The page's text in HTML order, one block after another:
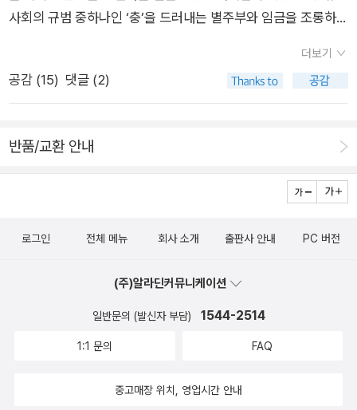
것을 알려주기까지야… 아무튼 책의 방향은 아빠가 생각했던내용
이런 것이다, 라고 너희들에게 이야기할 만한 것이 별로 없구나.
1. Part1에서는 판소리 다섯 마당에 대해 이야기를해주었단다.
앞서 이야기했듯이 각 판소리의 줄거리를 이야기해주었고, 간간
야기해줄게.<심청가>는 네 시간짜리 판소리로, 슬픈대목이 많
아 계면조의 소리가 많다고 하는구나. <흥보가>는당시 고통 속
에 사는 사회적 약자에 대한 동정을 노래하여 정의나 부조리를 청
성이 뛰어난 작품으로 사회적 계급, 권력 문제, 불평등 등 부조리
니었을까 싶구나. <수궁가>는 판소리마당의 기준에서 보았을
때 작품이 까다롭고 통성과 우조를 사용하고 다양한 기교가 들어
가 있다고 했어. <적벽가>는 19세기에 양반들에게 인기가 많았
구나...Part2에서는 잃어버린 조선의 아리아들을 소개해 주었어.
사회의 규범 중하나인 ‘충’을 드러내는 별주부와 임금을 조롱하는
것입니다. 별주부가임금의 무능을 탓하기보다는 자신의 노력이
부족함을 스스로 한탄하는 모습에서 특히 그렇습니다. 어쩌면우
리는 별주부가 답답하거나 미련하게 느껴질지도 모릅니다. 지금
인물에 더 쉽게 마음이 끌리기 때문이지요.(180)<도솔가>에서
월명사가 부르는 노래는 신과 인간을 잇는 다리 역할을 한다고 볼
수 있습니다. 이 구원의 노래는 인간의고통과 해탈을 이야기하는
이 노래를 통해 인간은 신과 소통하려 하며, 구원의 길을 찾고 있
인생의 고통을극복하고자 불교적 구원을 열망했지요. <도솔가>
의가사는 불교적 해탈의 길을 제시하는 것으로 볼 수 있습니다.
즉 이 노래는 인간의 고통을 해결하려는신성한 존재의 자비와 구
소통을 통해구원의 가능성을 제시하는 이 노래는 당시 신라 사람
더보기
공감 (15) 댓글 (2)
반품/교환 안내
로그인 전체 메뉴 회사 소개 출판사 안내 PC 버전
(주)알라딘커뮤니케이션
일반문의 (발신자 부담) 1544-2514
1:1 문의 FAQ
중고매장 위치, 영업시간 안내